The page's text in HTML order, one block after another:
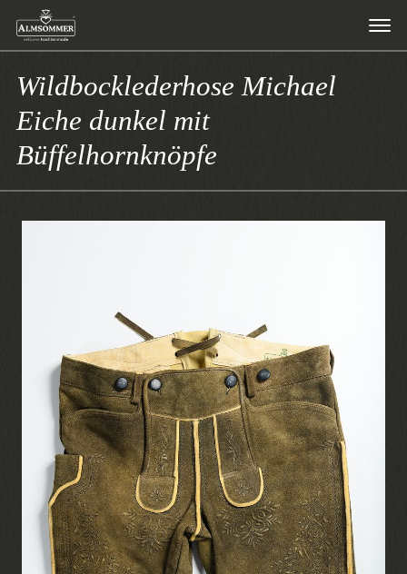
Wildbocklederhose Michael
Eiche dunkel mit
Büffelhornknöpfe